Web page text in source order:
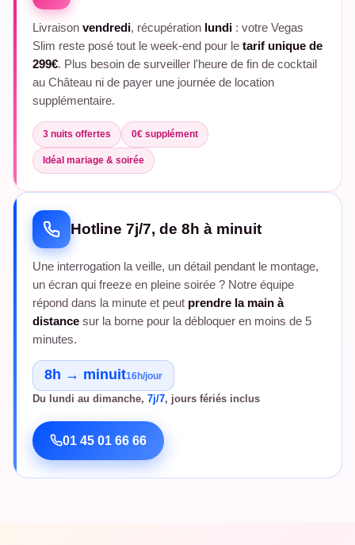
Livraison vendredi, récupération lundi : votre Vegas
Slim reste posé tout le week-end pour le tarif unique de
299€. Plus besoin de surveiller l'heure de fin de cocktail
au Château ni de payer une journée de location
supplémentaire.
3 nuits offertes 0€ supplément
Idéal mariage & soirée
Hotline 7j/7, de 8h à minuit
Une interrogation la veille, un détail pendant le montage,
un écran qui freeze en pleine soirée ? Notre équipe
répond dans la minute et peut prendre la main à
distance sur la borne pour la débloquer en moins de 5
minutes.
8h → minuit16h/jour
Du lundi au dimanche, 7j/7, jours fériés inclus
01 45 01 66 66